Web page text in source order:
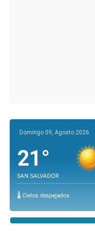
Domingo 09, Agosto 2026
21°
SAN SALVADOR
🌡️ Cielos despejados